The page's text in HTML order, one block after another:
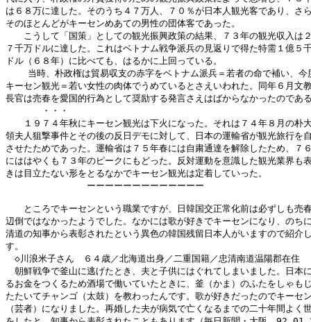
は６８万に達した。そのうち４７万人、７０％が日本人観光客であり、さ
そのほとんどがキーセンめあての男性の団体客であった。
こうして「国策」としての観光振興政策の結果、７３年の観光収入は
７千万ドルに達した。これはベトナム戦争派兵の見返りで得た特需１億５
ドル（６８年）に比べても、はるかに上回っている。
当時、朴政権は貿易収支の赤字をベトナム派兵＝若者の命で補い、今
キーセン観光＝若い女性の肉体でうめているとさえいわれた。同年６月文
長官は売春を愛国的行為として奨励する発言さえはばからなかったのであ
・・・
１９７４年秋にキーセン観光は下火になった。それは７４年８月の朴
領夫人狙撃事件とその後の反日デモに対して、日本の運輸省が観光旅行を
させたためであった。運輸省は７５年春には自粛通達を解除したため、７
にははやくも７３年のピークにもどった。反対運動を意識した観光業界も
きは目立たない形をとるなかでキーセン観光は定着していった。
ーーーーーーーーーーーーー
ところでキーセンという職業ですが、日韓国交正常化前は必ずしも売
辺倒ではなかったようでした。なかには歌が好きでキーセンになり、のち
清道の知事から表彰されたという異色の韓国残留日本人がいますので紹介
す。
◇川浪米子さん　６４歳／北海道出身／二重国籍／忠清南道温陽郡在住
朝鮮戦争で釜山に逃げたとき、夫と子供にはぐれてしまいました。日本
るお金をつくるため酒場で働いていたときに、釜（かま）のふたをしゃも
たたいてチャンゴ（太鼓）を教わったんです。歌が好きだったのでキーセ
（芸者）になりました。再婚した夫が病気で亡くなるまでの二十年間よく